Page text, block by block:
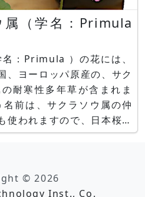
（学名：Primula
：Primula ）の花には、
、ヨーロッパ原産の、サク
耐寒性多年草が含まれま
前は、サクラソウ属の仲
使われますので、日本桜草
まれます。 日本の桜
© 2026
Inst., Co.